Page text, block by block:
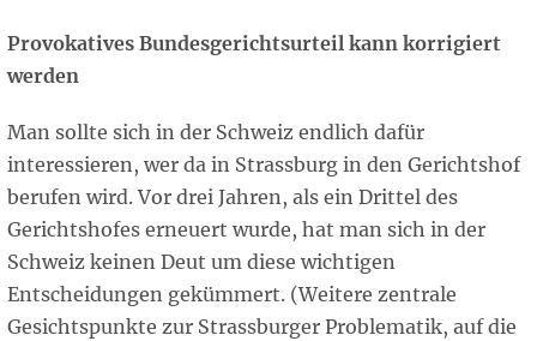
Provokatives Bundesgerichtsurteil kann korrigiert
werden
Man sollte sich in der Schweiz endlich dafür
interessieren, wer da in Strassburg in den Gerichtshof
berufen wird. Vor drei Jahren, als ein Drittel des
Gerichtshofes erneuert wurde, hat man sich in der
Schweiz keinen Deut um diese wichtigen
Entscheidungen gekümmert. (Weitere zentrale
Gesichtspunkte zur Strassburger Problematik, auf die